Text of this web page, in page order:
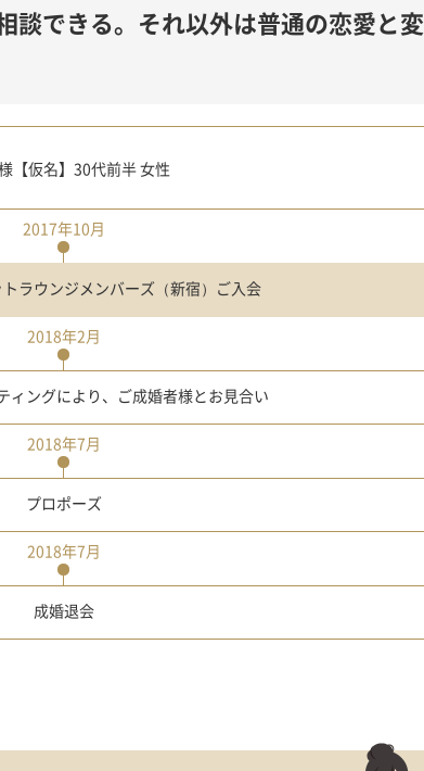
談できる。それ以外は普通の恋愛と変
【仮名】30代前半 女性
2017年10月
ラウンジメンバーズ（新宿）ご入会
2018年2月
ィングにより、ご成婚者様とお見合い
2018年7月
プロポーズ
2018年7月
成婚退会